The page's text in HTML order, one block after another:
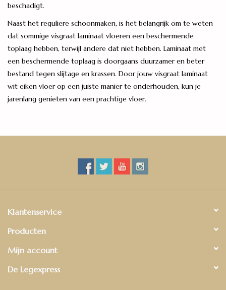
beschadigt.
Naast het reguliere schoonmaken, is het belangrijk om te weten
dat sommige visgraat laminaat vloeren een beschermende
toplaag hebben, terwijl andere dat niet hebben. Laminaat met
een beschermende toplaag is doorgaans duurzamer en beter
bestand tegen slijtage en krassen. Door jouw visgraat laminaat
wit eiken vloer op een juiste manier te onderhouden, kun je
jarenlang genieten van een prachtige vloer.
Klantenservice
Producten
Mijn account
De Legexpress